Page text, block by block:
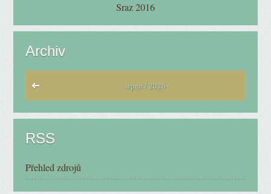
Sraz 2016
Archiv
srpen / 2026
RSS
Přehled zdrojů